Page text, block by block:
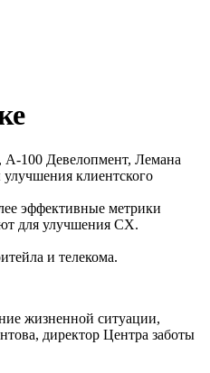
А-100 Девелопмент, Лемана
клиентского
эффективные метрики
для улучшения CX.
и телекома.
жизненной ситуации,
директор Центра заботы